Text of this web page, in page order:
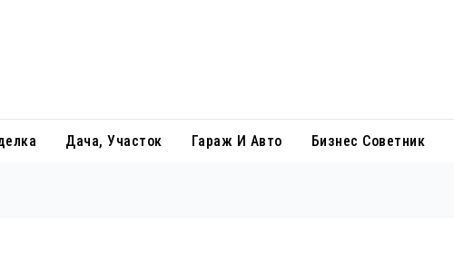
Дача, Участок Гараж И Авто Бизнес Советник